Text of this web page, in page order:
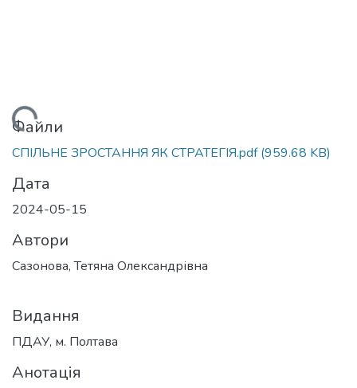
Файли
СПІЛЬНЕ ЗРОСТАННЯ ЯК СТРАТЕГІЯ.pdf(959.68 KB)
Дата
2024-05-15
Автори
Сазонова, Тетяна Олександрівна
Видання
ПДАУ, м. Полтава
Анотація